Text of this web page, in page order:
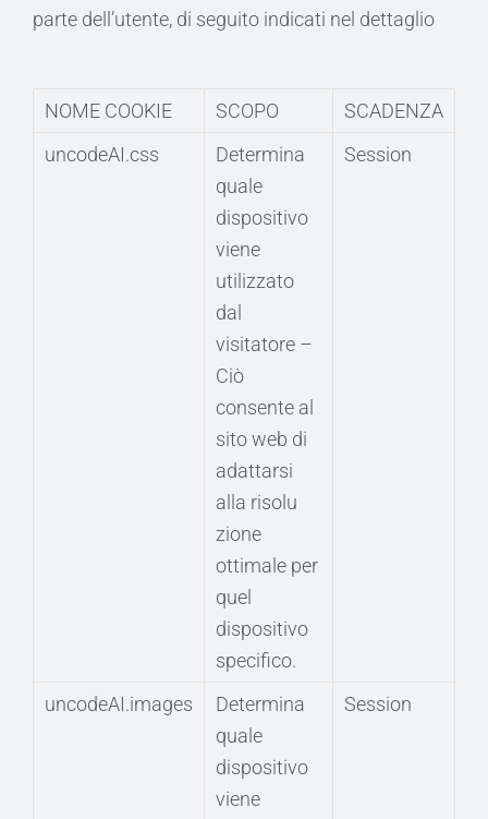
parte dell’utente, di seguito indicati nel dettaglio
NOME COOKIE SCOPO
SCADENZA
uncodeAI.css
Determina
quale
dispositivo
viene
utilizzato
dal
visitatore –
Ciò
consente al
sito web di
adattarsi
alla risolu
zione
ottimale per
quel
dispositivo
specifico.
Session
uncodeAI.images
Determina
quale
dispositivo
viene
Session